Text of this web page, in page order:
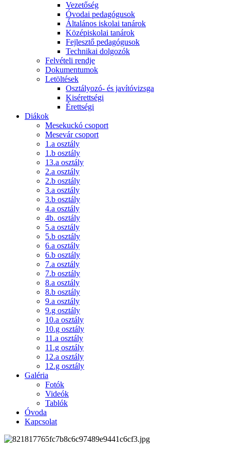
Vezetőség
Óvodai pedagógusok
Általános iskolai tanárok
Középiskolai tanárok
Fejlesztő pedagógusok
Technikai dolgozók
Felvételi rendje
Dokumentumok
Letöltések
Osztályozó- és javítóvizsga
Kisérettségi
Érettségi
Diákok
Mesekuckó csoport
Mesevár csoport
1.a osztály
1.b osztály
13.a osztály
2.a osztály
2.b osztály
3.a osztály
3.b osztály
4.a osztály
4b. osztály
5.a osztály
5.b osztály
6.a osztály
6.b osztály
7.a osztály
7.b osztály
8.a osztály
8.b osztály
9.a osztály
9.g osztály
10.a osztály
10.g osztály
11.a osztály
11.g osztály
12.a osztály
12.g osztály
Galéria
Fotók
Videók
Tablók
Óvoda
Kapcsolat